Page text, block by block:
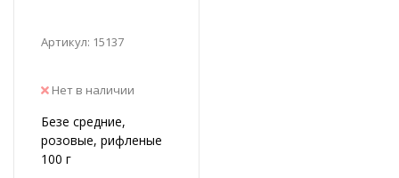
Артикул: 15137
Нет в наличии
Безе средние,
розовые, рифленые
100 г